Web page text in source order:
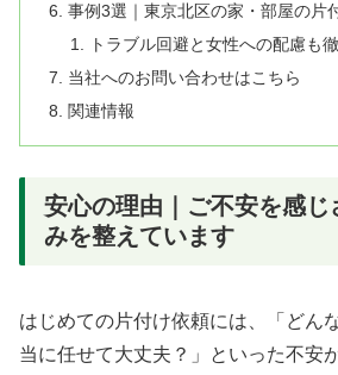
事例3選｜東京北区の家・部屋の片
トラブル回避と女性への配慮も
当社へのお問い合わせはこちら
関連情報
安心の理由｜ご不安を感じ
みを整えています
はじめての片付け依頼には、「どん
当に任せて大丈夫？」といった不安